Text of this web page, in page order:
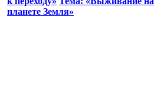
планете Земля»